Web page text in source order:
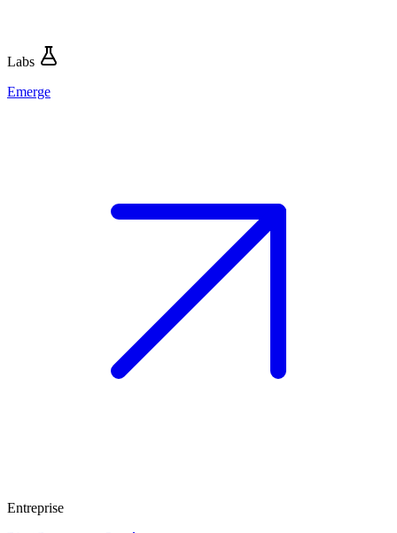
Labs
Emerge
Entreprise